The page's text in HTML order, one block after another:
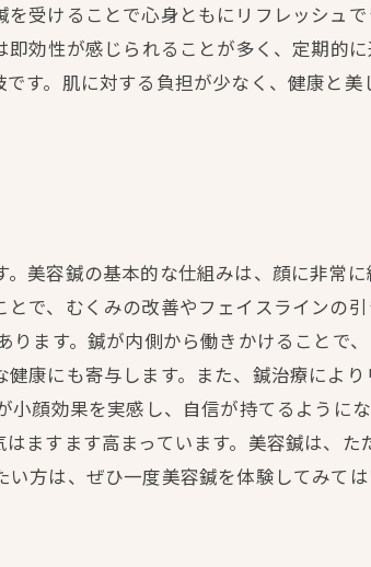
受けることで心身ともにリフレッシュ
効性が感じられることが多く、定期的
す。肌に対する負担が少なく、健康と美
美容鍼の基本的な仕組みは、顔に非常
で、むくみの改善やフェイスラインの
ます。鍼が内側から働きかけることで
康にも寄与します。また、鍼治療によ
顔効果を実感し、自信が持てるように
ますます高まっています。美容鍼は、た
方は、ぜひ一度美容鍼を体験してみて